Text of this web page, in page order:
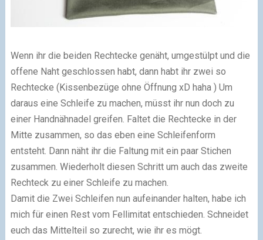
Wenn ihr die beiden Rechtecke genäht, umgestülpt und die
offene Naht geschlossen habt, dann habt ihr zwei so
Rechtecke (Kissenbezüge ohne Öffnung xD haha ) Um
daraus eine Schleife zu machen, müsst ihr nun doch zu
einer Handnähnadel greifen. Faltet die Rechtecke in der
Mitte zusammen, so das eben eine Schleifenform
entsteht. Dann näht ihr die Faltung mit ein paar Stichen
zusammen. Wiederholt diesen Schritt um auch das zweite
Rechteck zu einer Schleife zu machen.
Damit die Zwei Schleifen nun aufeinander halten, habe ich
mich für einen Rest vom Fellimitat entschieden. Schneidet
euch das Mittelteil so zurecht, wie ihr es mögt.